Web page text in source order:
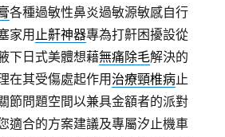
各種過敏性鼻炎過敏源敏感自行
家用 止鼾神器專為打鼾困擾設從
下日式美體想藉無痛除毛解決的
在其受傷處起作用 治療頸椎病止
節問題空間以兼具金額者的派對
適合的方案建議及專屬汐止機車